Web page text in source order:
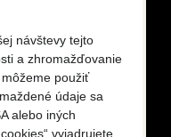
návštevy tejto
a zhromažďovanie
použiť
údaje sa
alebo iných
vyjadrujete